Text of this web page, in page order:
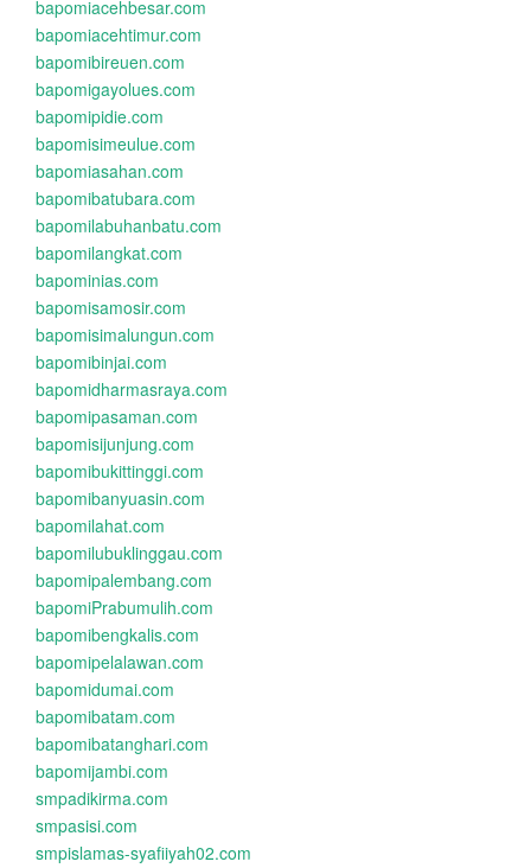
bapomiacehbesar.com
bapomiacehtimur.com
bapomibireuen.com
bapomigayolues.com
bapomipidie.com
bapomisimeulue.com
bapomiasahan.com
bapomibatubara.com
bapomilabuhanbatu.com
bapomilangkat.com
bapominias.com
bapomisamosir.com
bapomisimalungun.com
bapomibinjai.com
bapomidharmasraya.com
bapomipasaman.com
bapomisijunjung.com
bapomibukittinggi.com
bapomibanyuasin.com
bapomilahat.com
bapomilubuklinggau.com
bapomipalembang.com
bapomiPrabumulih.com
bapomibengkalis.com
bapomipelalawan.com
bapomidumai.com
bapomibatam.com
bapomibatanghari.com
bapomijambi.com
smpadikirma.com
smpasisi.com
smpislamas-syafiiyah02.com